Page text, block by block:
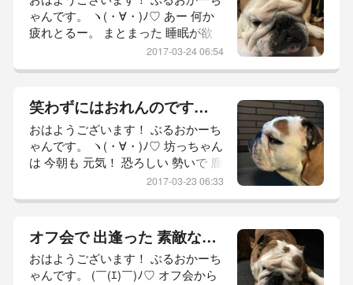
参りましょう！ 本日の 坊っちゃん
レポ。 【 おはよーご
ゃんです。 ヽ(・∀・)ﾉ♡ あー 何か
疲れとるー。 まとまった 睡眠が欲
しいっ！！ 2日くらい 眠り続けてみ
奮い立たせて 必死になって 働くの
は 夢のため。 坊っちゃんが 走り回
れる お庭が欲しい！ 坊っちゃんの
全速力を 見て見たい！ 坊っちゃん
の 笑顔が見たい。 坊っちゃんの は
2017-03-24 06:54
笑わずにはおれんのです！！
おはようございます！ ぶるおかーち
ゃんです。 ヽ(・∀・)ﾉ♡ 坊っちゃん
は 今朝も 元気！ 恐ろしい 勢いで 鹿
の角 ガジっとります。 歯ぁ 折れた
している場所… ヨダレすげぇ！！
(´༎ຶོρ༎ຶོ`) それでは 参りましょう！
本日の 坊っちゃん レポ。 【 おはよ
ーごぜーまーす！ 】 先ずは 最新映
2017-03-23 06:33
オフ会で 出逢った 素敵な笑顔！！
おはようございます！ ぶるおかーち
ゃんです。 (￣(ｴ)￣)ﾉ♡ オフ会から